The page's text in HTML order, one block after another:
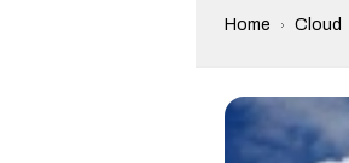
Home Cloud